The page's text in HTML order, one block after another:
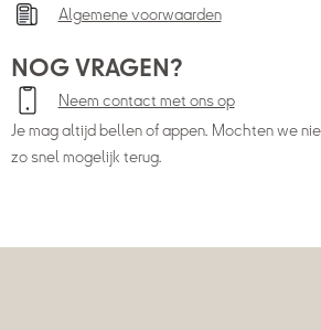
Algemene voorwaarden
NOG VRAGEN?
Neem contact met ons op
Je mag altijd bellen of appen. Mochten we
zo snel mogelijk terug.